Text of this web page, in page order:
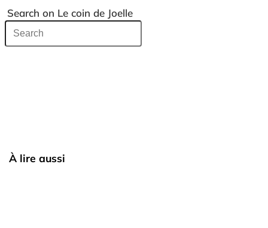
Search on Le coin de Joelle
À lire aussi